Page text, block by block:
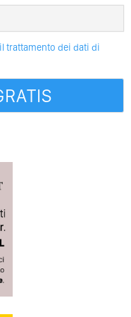
trattamento dei dati di